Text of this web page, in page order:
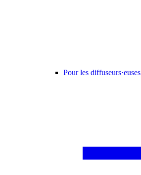
Pour les diffuseurs·euses